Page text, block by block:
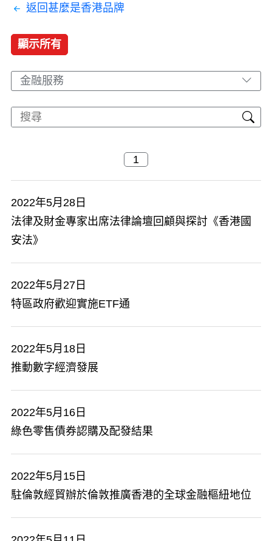
返回甚麼是香港品牌
顯示所有
金融服務
2022年5月28日
​法律及財金專家出席法律論壇回顧與探討《香港國
安法》
2022年5月27日
​特區政府歡迎實施ETF通
2022年5月18日
推動數字經濟發展
2022年5月16日
綠色零售債券認購及配發結果
2022年5月15日
駐倫敦經貿辦於倫敦推廣香港的全球金融樞紐地位